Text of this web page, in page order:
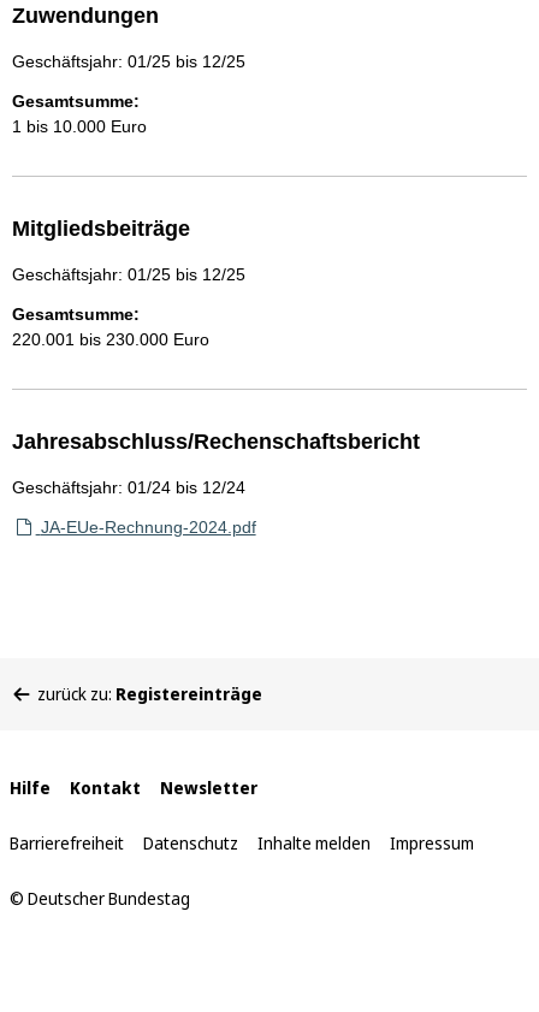
Zuwendungen
Geschäftsjahr: 01/25 bis 12/25
Gesamtsumme:
1 bis 10.000 Euro
Mitgliedsbeiträge
Geschäftsjahr: 01/25 bis 12/25
Gesamtsumme:
220.001 bis 230.000 Euro
Jahresabschluss/Rechenschaftsbericht
Geschäftsjahr: 01/24 bis 12/24
JA-EUe-Rechnung-2024.pdf
befinden
zurück zu: Registereinträge
Interne
Links
Hilfe Kontakt Newsletter
Barrierefreiheit Datenschutz Inhalte melden Impressum
© Deutscher Bundestag